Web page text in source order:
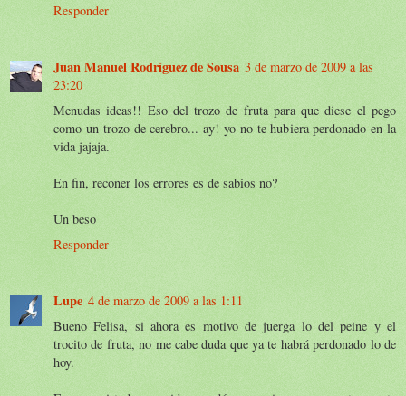
Responder
Juan Manuel Rodríguez de Sousa 3 de marzo de 2009 a las
23:20
Menudas ideas!! Eso del trozo de fruta para que diese el pego
como un trozo de cerebro... ay! yo no te hubiera perdonado en la
vida jajaja.
En fin, reconer los errores es de sabios no?
Un beso
Responder
Lupe 4 de marzo de 2009 a las 1:11
Bueno Felisa, si ahora es motivo de juerga lo del peine y el
trocito de fruta, no me cabe duda que ya te habrá perdonado lo de
hoy.